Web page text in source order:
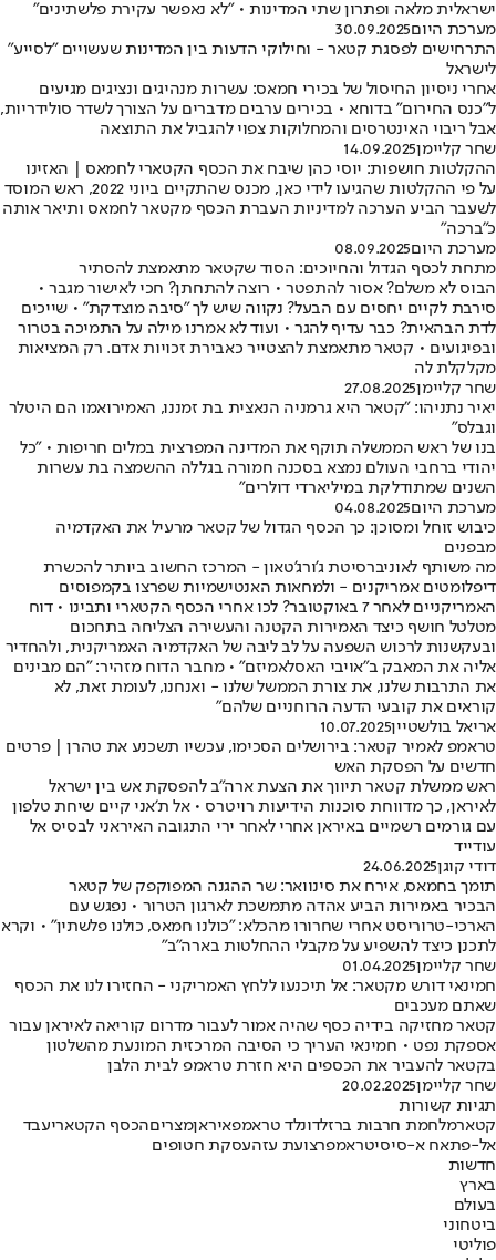
ישראלית מלאה ופתרון שתי המדינות • "לא נאפשר עקירת פלשתינים"
מערכת היום30.09.2025
התרחישים לפסגת קטאר - וחילוקי הדעות בין המדינות שעשויים "לסייע"
לישראל
אחרי ניסיון החיסול של בכירי חמאס: עשרות מנהיגים ונציגים מגיעים
ל"כנס החירום" בדוחא • בכירים ערבים מדברים על הצורך לשדר סולידריות,
אבל ריבוי האינטרסים והמחלוקות צפוי להגביל את התוצאה
שחר קליימן14.09.2025
ההקלטות חושפות: יוסי כהן שיבח את הכסף הקטארי לחמאס | האזינו
על פי ההקלטות שהגיעו לידי כאן, מכנס שהתקיים ביוני 2022, ראש המוסד
לשעבר הביע הערכה למדיניות העברת הכסף מקטאר לחמאס ותיאר אותה
כ"ברכה"
מערכת היום08.09.2025
מתחת לכסף הגדול והחיוכים: הסוד שקטאר מתאמצת להסתיר
הבוס לא משלם? אסור להתפטר • רוצה להתחתן? חכי לאישור מגבר •
סירבת לקיים יחסים עם הבעל? נקווה שיש לך "סיבה מוצדקת" • שייכים
לדת הבהאית? כבר עדיף להגר • ועוד לא אמרנו מילה על התמיכה בטרור
ובפיגועים • קטאר מתאמצת להצטייר כאבירת זכויות אדם. רק המציאות
מקלקלת לה
שחר קליימן27.08.2025
יאיר נתניהו: "קטאר היא גרמניה הנאצית בת זמננו, האמירואמו הם היטלר
וגבלס"
בנו של ראש הממשלה תוקף את המדינה המפרצית במלים חריפות • "כל
יהודי ברחבי העולם נמצא בסכנה חמורה בגללה ההשמצה בת עשרות
השנים שמתודלקת במיליארדי דולרים"
מערכת היום04.08.2025
כיבוש זוחל ומסוכן: כך הכסף הגדול של קטאר מרעיל את האקדמיה
מבפנים
מה משותף לאוניברסיטת ג'ורג'טאון - המרכז החשוב ביותר להכשרת
דיפלומטים אמריקנים - ולמחאות האנטישמיות שפרצו בקמפוסים
האמריקניים לאחר 7 באוקטובר? לכו אחרי הכסף הקטארי ותבינו • דוח
מטלטל חושף כיצד האמירות הקטנה והעשירה הצליחה בתחכום
ובעקשנות לרכוש השפעה על לב ליבה של האקדמיה האמריקנית, ולהחדיר
אליה את המאבק ב"אויבי האסלאמיזם" • מחבר הדוח מזהיר: "הם מבינים
את התרבות שלנו, את צורת הממשל שלנו - ואנחנו, לעומת זאת, לא
קוראים את קובעי הדעה הרוחניים שלהם"
אריאל בולשטיין10.07.2025
טראמפ לאמיר קטאר: בירושלים הסכימו, עכשיו תשכנע את טהרן | פרטים
חדשים על הפסקת האש
ראש ממשלת קטאר תיווך את הצעת ארה״ב להפסקת אש בין ישראל
לאיראן, כך מדווחת סוכנות הידיעות רויטרס • אל ת'אני קיים שיחת טלפון
עם גורמים רשמיים באיראן אחרי לאחר ירי התגובה האיראני לבסיס אל
עודייד
דודי קוגן24.06.2025
תומך בחמאס, אירח את סינוואר: שר ההגנה המפוקפק של קטאר
הבכיר באמירות הביע אהדה מתמשכת לארגון הטרור • נפגש עם
הארכי-טרוריסט אחרי שחרורו מהכלא: "כולנו חמאס, כולנו פלשתין" • וקרא
לתכנן כיצד להשפיע על מקבלי ההחלטות בארה"ב"
שחר קליימן01.04.2025
חמינאי דורש מקטאר: אל תיכנעו ללחץ האמריקני - החזירו לנו את הכסף
שאתם מעכבים
קטאר מחזיקה בידיה כסף שהיה אמור לעבור מדרום קוריאה לאיראן עבור
אספקת נפט • חמינאי העריך כי הסיבה המרכזית המונעת מהשלטון
בקטאר להעביר את הכספים היא חזרת טראמפ לבית הלבן
שחר קליימן20.02.2025
תגיות קשורות
קטארמלחמת חרבות ברזלדונלד טראמפאיראןמצריםהכסף הקטאריעבד
אל-פתאח א-סיסיטראמפרצועת עזהעסקת חטופים
חדשות
בארץ
בעולם
ביטחוני
פוליטי